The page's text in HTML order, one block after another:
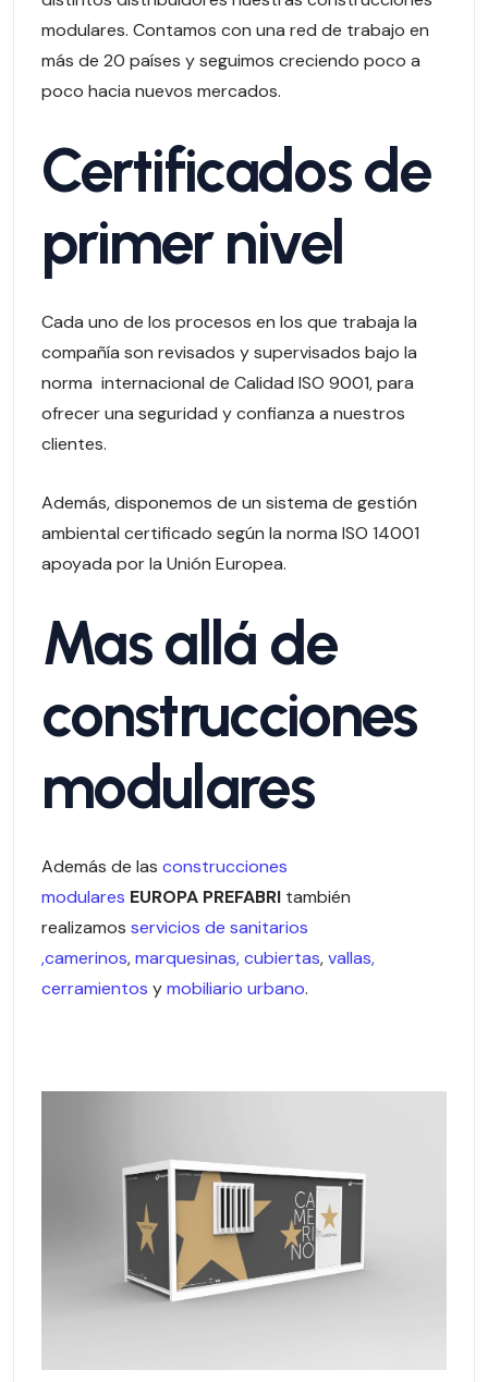
modulares. Contamos con una red de trabajo en
más de 20 países y seguimos creciendo poco a
poco hacia nuevos mercados.
Certificados de
primer nivel
Cada uno de los procesos en los que trabaja la
compañía son revisados y supervisados bajo la
norma internacional de Calidad ISO 9001, para
ofrecer una seguridad y confianza a nuestros
clientes.
Además, disponemos de un sistema de gestión
ambiental certificado según la norma ISO 14001
apoyada por la Unión Europea.
Mas allá de
construcciones
modulares
Además de las construcciones
modulares EUROPA PREFABRI también
realizamos servicios de sanitarios
,camerinos,marquesinas, cubiertas,vallas,
cerramientos ymobiliario urbano.